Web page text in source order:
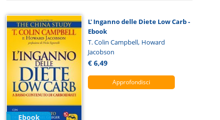
Ebook
L' Inganno delle Diete Low Carb -
Ebook
T. Colin Campbell, Howard
Jacobson
€ 6,49
Approfondisci